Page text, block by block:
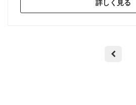
詳しく見る